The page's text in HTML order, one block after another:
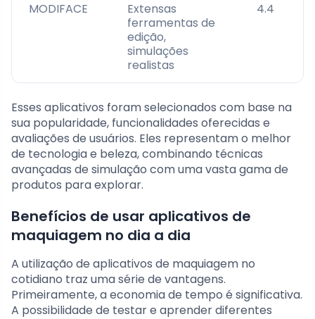
MODIFACE
Extensas
ferramentas de
edição,
simulações
realistas
4.4
Esses aplicativos foram selecionados com base na
sua popularidade, funcionalidades oferecidas e
avaliações de usuários. Eles representam o melhor
de tecnologia e beleza, combinando técnicas
avançadas de simulação com uma vasta gama de
produtos para explorar.
Benefícios de usar aplicativos de
maquiagem no dia a dia
A utilização de aplicativos de maquiagem no
cotidiano traz uma série de vantagens.
Primeiramente, a economia de tempo é significativa.
A possibilidade de testar e aprender diferentes